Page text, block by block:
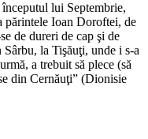
lui Septembrie,
părintele Ioan Doroftei, de
de dureri de cap şi de
la Tişăuţi, unde i s-a
a trebuit să plece (să
din Cernăuţi” (Dionisie